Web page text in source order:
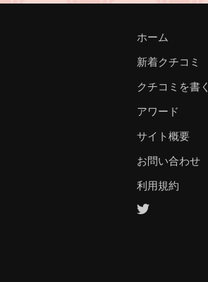
ホーム
新着クチコミ
クチコミを書く
アワード
サイト概要
お問い合わせ
利用規約